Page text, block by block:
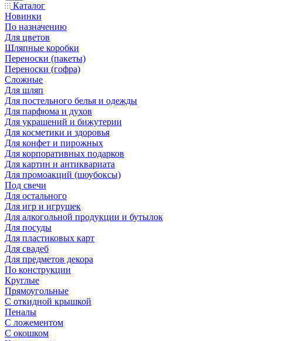
Каталог
Новинки
По назначению
Для цветов
Шляпные коробки
Переноски (пакеты)
Переноски (гофра)
Сложные
Для шляп
Для постельного белья и одежды
Для парфюма и духов
Для украшений и бижутерии
Для косметики и здоровья
Для конфет и пирожных
Для корпоративных подарков
Для картин и антиквариата
Для промоакций (шоубоксы)
Под свечи
Для остального
Для игр и игрушек
Для алкогольной продукции и бутылок
Для посуды
Для пластиковых карт
Для свадеб
Для предметов декора
По конструкции
Круглые
Прямоугольные
С откидной крышкой
Пеналы
С ложементом
С окошком